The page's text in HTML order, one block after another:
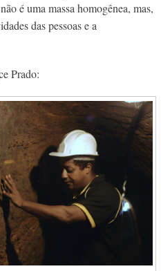
é uma massa homogênea, mas,
das pessoas e a
Prado: